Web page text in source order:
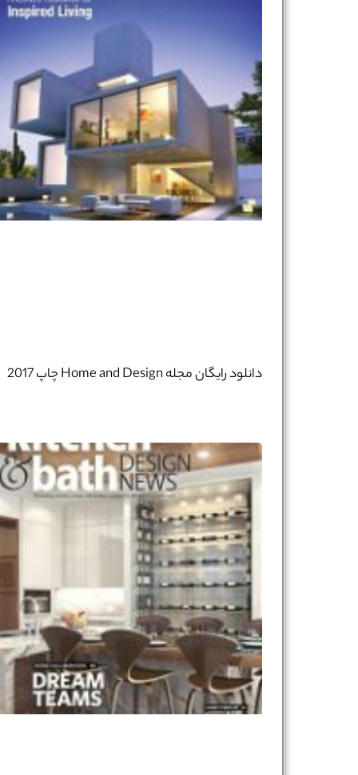
دانلود رایگان مجله Home and Design چاپ 2017